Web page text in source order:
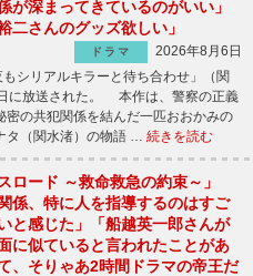
が深まってきているのがいい」
二さんのグッズ欲しい」
ドラマ
2026年8月6日
シリアルキラーと待ち合わせ」（関
に放送された。 本作は、警察の正義
密の共犯関係を結んだ一匹おおかみの
タ（関水渚）の物語 … 続きを読む
ロード ～救命救急の約束～」
関係、特に人を指導するのはすご
と感じた」「船越英一郎さんが
面に似ていると言われたことがあ
、そりゃあ2時間ドラマの帝王だ